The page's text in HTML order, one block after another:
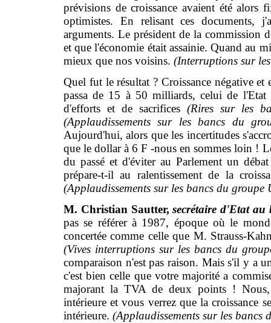
prévisions de croissance avaient été
optimistes. En relisant ces documents,
arguments. Le président de la commission
et que l'économie était assainie. Quand au
mieux que nos voisins. (Interruptions sur
Quel fut le résultat ? Croissance négative
passa de 15 à 50 milliards, celui de
d'efforts et de sacrifices (Rires sur les
(Applaudissements sur les bancs du
Aujourd'hui, alors que les incertitudes
que le dollar à 6 F -nous en sommes loin !
du passé et d'éviter au Parlement un
prépare-t-il au ralentissement de la
(Applaudissements sur les bancs du
M. Christian Sautter,secrétaire d'Etat
pas se référer à 1987, époque où le
concertée comme celle que M. Strauss-
(Vives interruptions sur les bancs du
comparaison n'est pas raison. Mais s'il y a
c'est bien celle que votre majorité a
majorant la TVA de deux points ! Nous,
intérieure et vous verrez que la croissance
intérieure. (Applaudissements sur les bancs